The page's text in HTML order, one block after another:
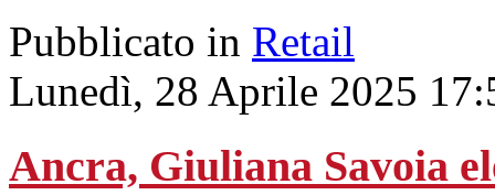
Pubblicato in Retail
Lunedì, 28 Aprile 2025
Ancra, Giuliana Savoia